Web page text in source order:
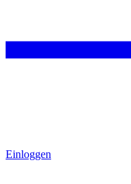
Einloggen